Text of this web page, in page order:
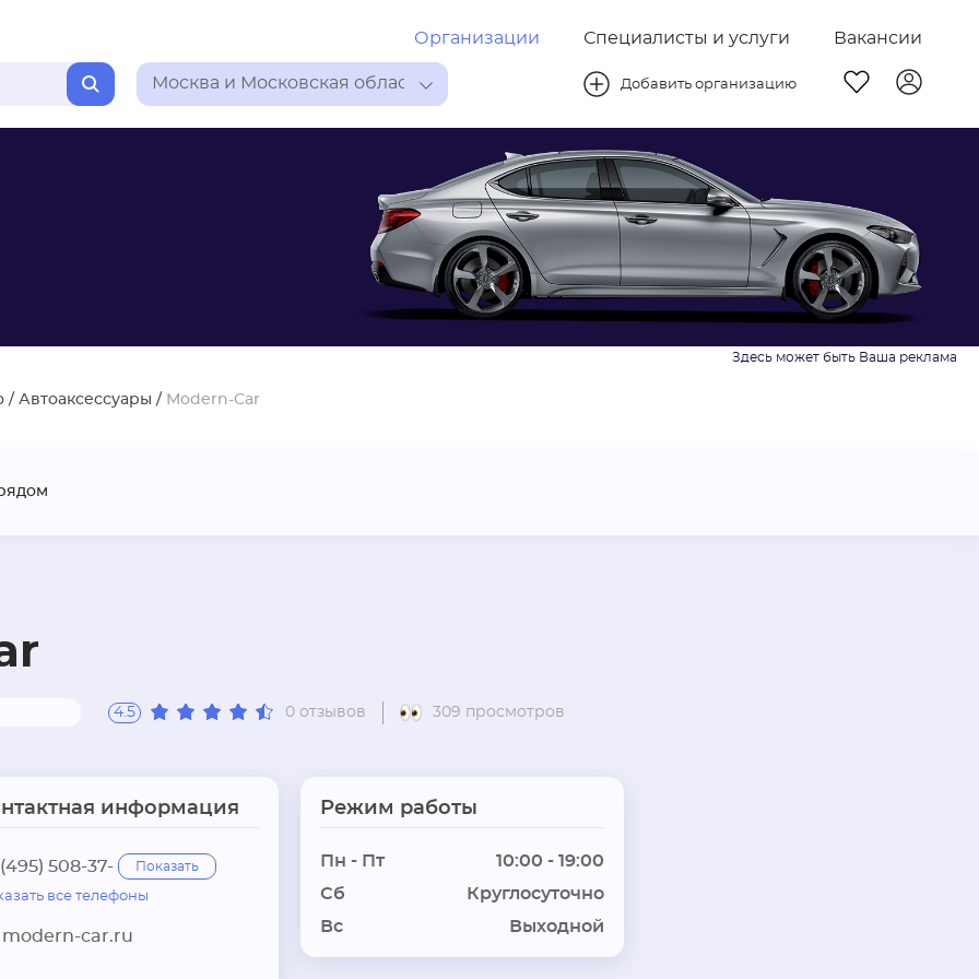
Организации Специалисты и услуги Вакансии
Москва и Московская область Добавить организацию
/ Автоаксессуары / Modern-Car
4.5 0 отзывов 309 просмотров
информация
508-37- Показать
все телефоны
modern-car.ru
Режим работы
Пн - Пт
10:00 - 19:00
Сб
Круглосуточно
Вс
Выходной